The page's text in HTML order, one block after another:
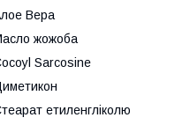
Вера
жожоба
Sarcosine
етиленгліколю